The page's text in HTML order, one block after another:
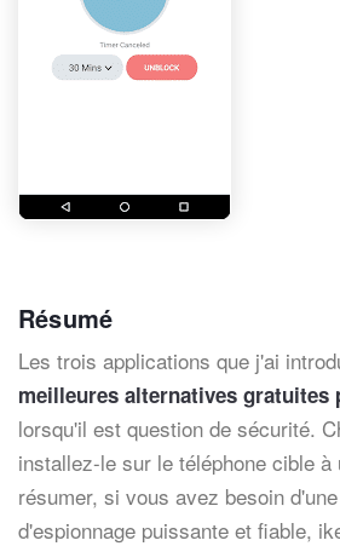
Résumé
Les trois applications que j'ai
meilleures alternatives gratuites
lorsqu'il est question de sécurité.
installez-le sur le téléphone cible à
résumer, si vous avez besoin
d'espionnage puissante et fiable,